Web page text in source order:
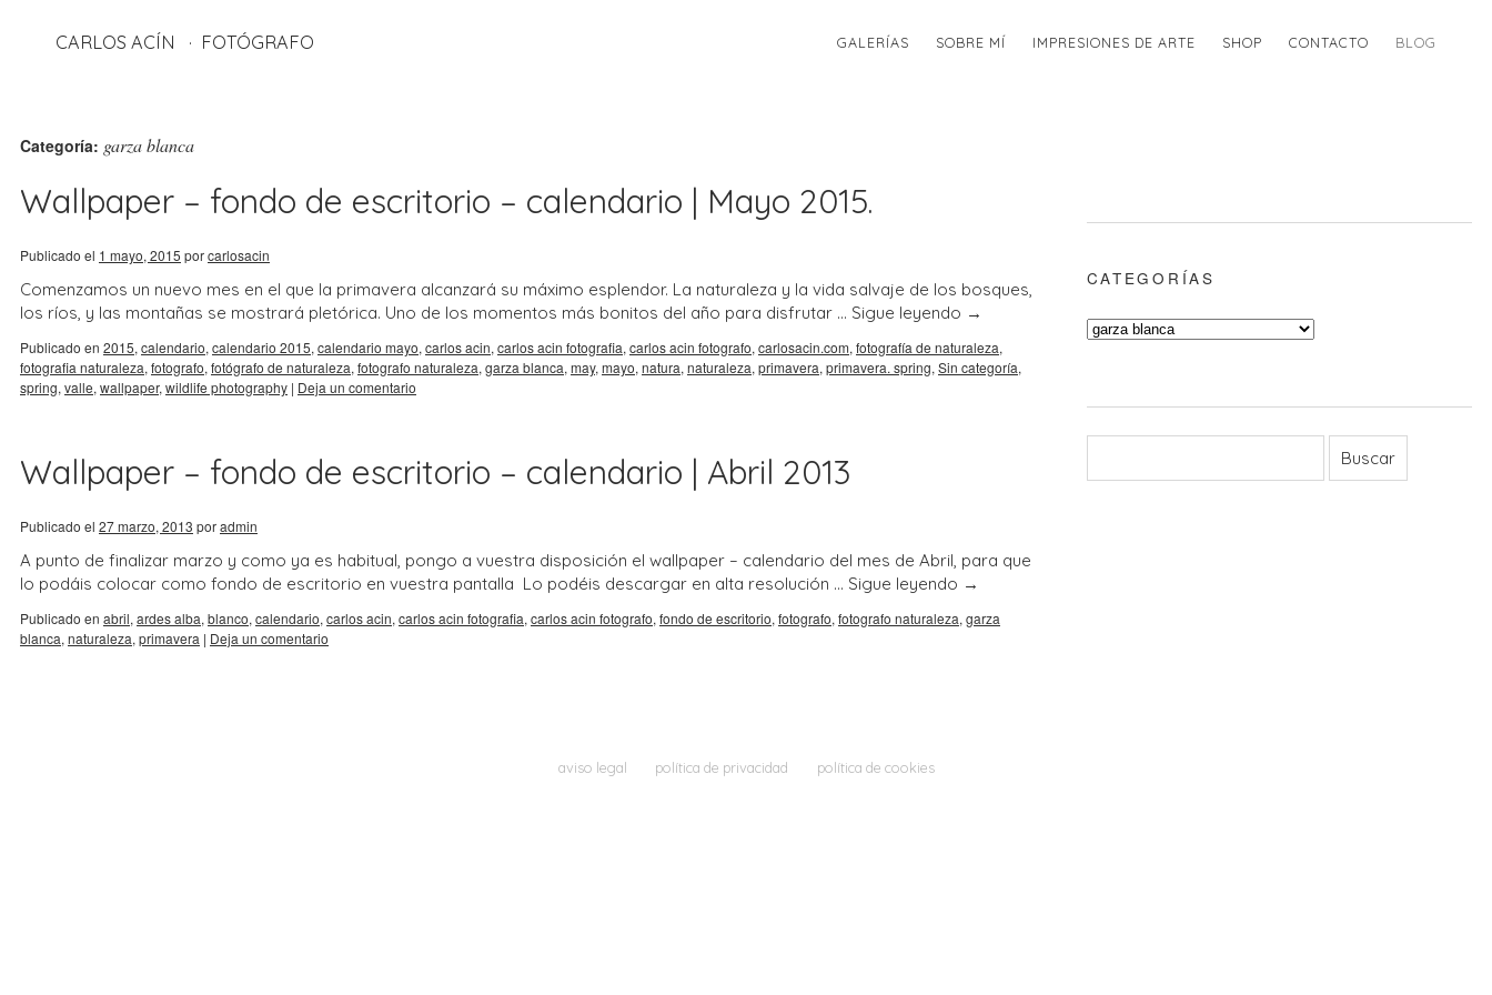
CARLOS ACÍN FOTÓGRAFO GALERÍAS SOBRE MÍ IMPRESIONES DE ARTE SHOP CONTACTO BLOG
Categoría: garza blanca
Wallpaper – fondo de escritorio – calendario | Mayo 2015.
Publicado el 1 mayo, 2015 porcarlosacin
Comenzamos un nuevo mes en el que la primavera alcanzará su máximo esplendor. La naturaleza y la vida salvaje de los bosques,
los ríos, y las montañas se mostrará pletórica. Uno de los momentos más bonitos del año para disfrutar … Sigue leyendo →
Publicado en 2015, calendario, calendario 2015, calendario mayo, carlos acin, carlos acin fotografia, carlos acin fotografo, carlosacin.com, fotografía de naturaleza,
fotografia naturaleza, fotografo, fotógrafo de naturaleza, fotografo naturaleza, garza blanca, may, mayo, natura, naturaleza, primavera, primavera. spring, Sin categoría,
spring, valle, wallpaper, wildlife photography | Deja un comentario
Wallpaper – fondo de escritorio – calendario | Abril 2013
Publicado el 27 marzo, 2013 poradmin
A punto de finalizar marzo y como ya es habitual, pongo a vuestra disposición el wallpaper – calendario del mes de Abril, para que
lo podáis colocar como fondo de escritorio en vuestra pantalla Lo podéis descargar en alta resolución … Sigue leyendo →
Publicado en abril, ardes alba, blanco, calendario, carlos acin, carlos acin fotografia, carlos acin fotografo, fondo de escritorio, fotografo, fotografo naturaleza, garza
blanca, naturaleza, primavera | Deja un comentario
CATEGORÍAS
aviso legal política de privacidad política de cookies